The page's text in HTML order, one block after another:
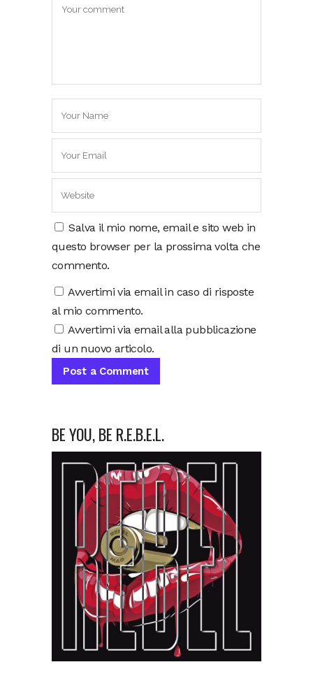
Salva il mio nome, email e sito web in
questo browser per la prossima volta che
commento.
Avvertimi via email in caso di risposte
al mio commento.
Avvertimi via email alla pubblicazione
di un nuovo articolo.
BE YOU, BE R.E.B.E.L.